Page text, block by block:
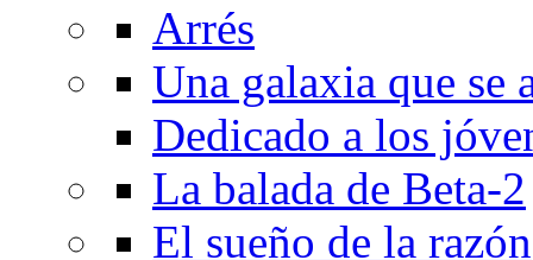
Arrés
Una galaxia que se
Dedicado a los
La balada de Beta-2
El sueño de la razón